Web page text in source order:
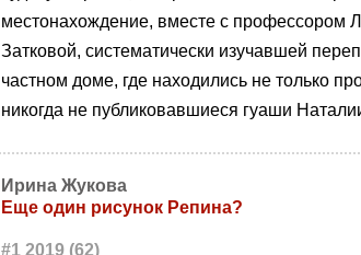
местонахождение, вместе с профессором
Затковой, систематически изучавшей
частном доме, где находились не только
никогда не публиковавшиеся гуаши
Ирина Жукова
Еще один рисунок Репина?
#1 2019 (62)